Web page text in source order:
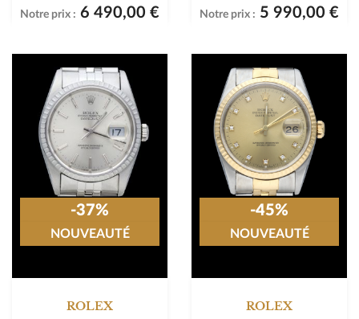
Notre prix : 6 490,00 €
Notre prix : 5 990,00 €
ROLEX
-37%
NOUVEAUTÉ
ROLEX
-45%
NOUVEAUTÉ